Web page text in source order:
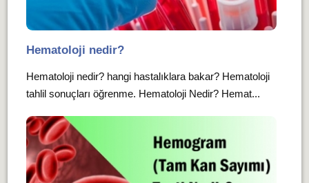
Hematoloji nedir?
Hematoloji nedir? hangi hastalıklara bakar? Hematoloji
tahlil sonuçları öğrenme. Hematoloji Nedir? Hemat...